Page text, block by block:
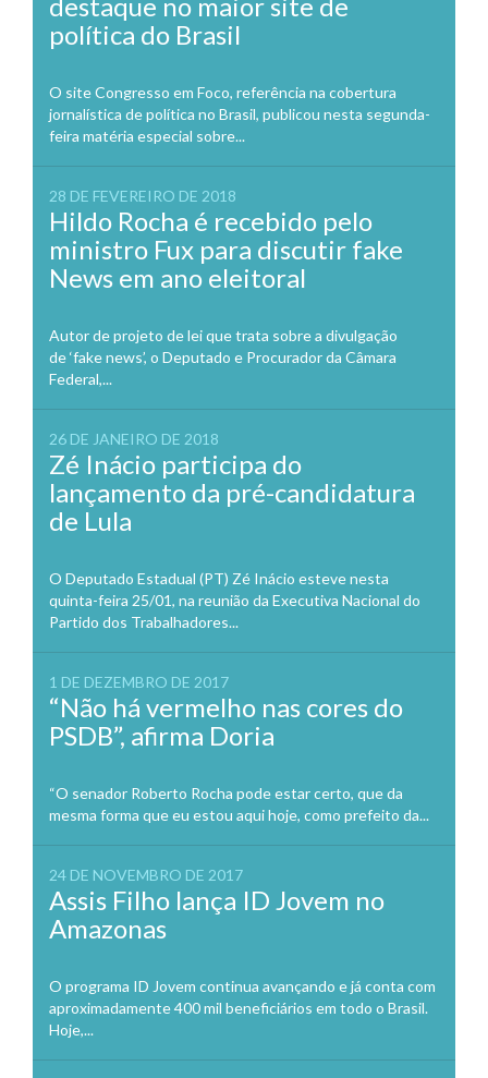
política do Brasil
O site Congresso em Foco, referência na cobertura
jornalística de política no Brasil, publicou nesta segunda-
feira matéria especial sobre...
28 DE FEVEREIRO DE 2018
Hildo Rocha é recebido pelo
ministro Fux para discutir fake
News em ano eleitoral
Autor de projeto de lei que trata sobre a divulgação
de ‘fake news’, o Deputado e Procurador da Câmara
Federal,...
26 DE JANEIRO DE 2018
Zé Inácio participa do
lançamento da pré-candidatura
de Lula
O Deputado Estadual (PT) Zé Inácio esteve nesta
quinta-feira 25/01, na reunião da Executiva Nacional do
Partido dos Trabalhadores...
1 DE DEZEMBRO DE 2017
“Não há vermelho nas cores do
PSDB”, afirma Doria
“O senador Roberto Rocha pode estar certo, que da
mesma forma que eu estou aqui hoje, como prefeito da...
24 DE NOVEMBRO DE 2017
Assis Filho lança ID Jovem no
Amazonas
O programa ID Jovem continua avançando e já conta com
aproximadamente 400 mil beneficiários em todo o Brasil.
Hoje,...